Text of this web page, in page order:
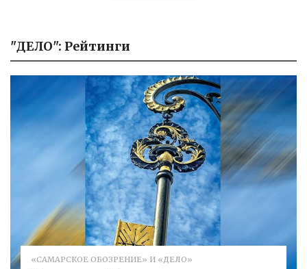
"ДЕЛО": Рейтинги
«САМАРСКОЕ ОБОЗРЕНИЕ» И «ДЕЛО»